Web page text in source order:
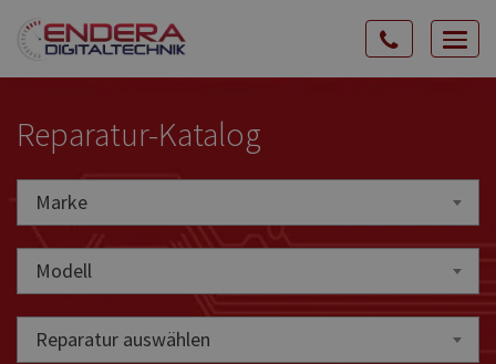
Reparatur-Katalog
MarkeMarke
Modell
Reparatur auswählen